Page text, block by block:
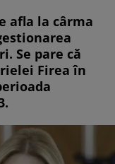
afla la cârma
Se pare că
Firea în